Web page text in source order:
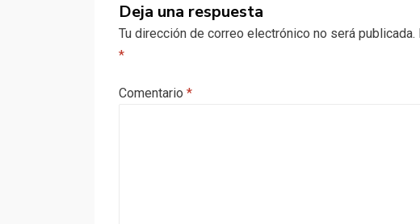
Deja una respuesta
Tu dirección de correo electrónico no será publicada.
*
Comentario *